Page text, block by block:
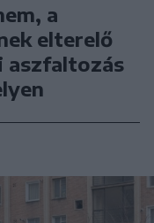
a
elterelő
aszfaltozás